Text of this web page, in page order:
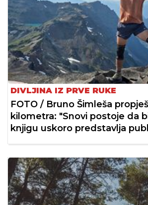
DIVLJINA IZ PRVE RUKE
FOTO / Bruno Šimleša
kilometra: "Snovi postoje da
knjigu uskoro predstavlja